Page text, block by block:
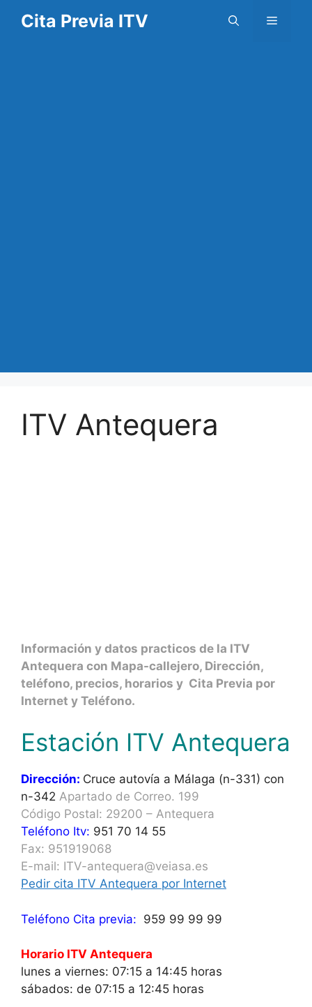
Cita Previa ITV Menú
ITV Antequera
Información y datos practicos de la ITV
Antequera con Mapa-callejero, Dirección,
teléfono, precios, horarios y Cita Previa por
Internet y Teléfono.
Estación ITV Antequera
Dirección: Cruce autovía a Málaga (n-331) con
n-342 Apartado de Correo. 199
Código Postal: 29200 – Antequera
Teléfono Itv: 951 70 14 55
Fax: 951919068
E-mail: ITV-antequera@veiasa.es
Pedir cita ITV Antequera por Internet
Teléfono Cita previa: 959 99 99 99
Horario ITV Antequera
lunes a viernes: 07:15 a 14:45 horas
sábados: de 07:15 a 12:45 horas